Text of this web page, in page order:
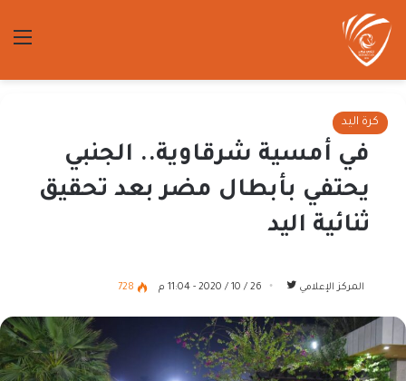
كرة اليد
في أمسية شرقاوية.. الجنبي
يحتفي بأبطال مضر بعد تحقيق
ثنائية اليد
المركز الإعلامي
تابع
تويتر
26 / 10 / 2020 - 11:04 م 728